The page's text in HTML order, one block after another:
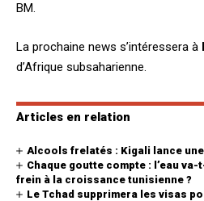
BM.
La prochaine news s’intéressera à
d’Afrique subsaharienne.
Articles en relation
Alcools frelatés : Kigali lance
Chaque goutte compte : l’eau
frein à la croissance tunisienne ?
Le Tchad supprimera les visas